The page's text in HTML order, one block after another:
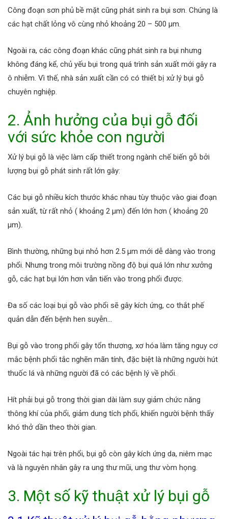
Công đoạn sơn phủ bề mặt cũng phát sinh ra bụi sơn. Chúng là
các hạt chất lỏng vô cùng nhỏ khoảng 20 – 500 µm.
Ngoài ra, các công đoạn khác cũng phát sinh ra bụi nhưng
không đáng kể, chủ yếu bụi trong quá trình sản xuất mới gây ra
ô nhiễm. Vì thế, nhà sản xuất cần có có thiết bị xử lý bụi gỗ
chuyên nghiệp.
2. Ảnh hưởng của bụi gỗ đối
với sức khỏe con người
Xử lý bụi gỗ là việc làm cấp thiết trong ngành chế biến gỗ bởi
lượng bụi gỗ phát sinh rất lớn gây:
Các bụi gỗ nhiều kích thước khác nhau tùy thuộc vào giai đoạn
sản xuất, từ rất nhỏ ( khoảng 2 μm) đến lớn hơn ( khoảng 20
μm).
Bình thường, những bụi nhỏ hơn 2.5 μm mới dễ dàng vào trong
phổi. Nhưng trong môi trường nồng độ bụi quá lớn như xưởng
gỗ, các hạt bụi lớn hơn vẫn tiến vào trong phổi được.
Đa số các loại bụi gỗ vào phổi sẽ gây kích ứng, co thắt phế
quản dẫn đến bệnh hen suyễn…
Bụi gỗ vào trong phổi gây tổn thương, xơ hóa làm tăng nguy cơ
mắc bệnh phổi tắc nghẽn mãn tính, đặc biệt là những người hút
thuốc lá và những người đã có các bệnh lý về phổi.
Hít phải bụi gỗ trong thời gian dài làm suy giảm chức năng
thông khí của phổi, giảm dung tích phổi, khiến người bệnh thấy
khó thở dần theo thời gian.
Ngoài tác hại trên phổi, bụi gỗ còn gây kích ứng da, niêm mạc
và là nguyên nhân gây ra ung thư mũi, ung thư vòm họng.
3. Một số kỹ thuật xử lý bụi gỗ